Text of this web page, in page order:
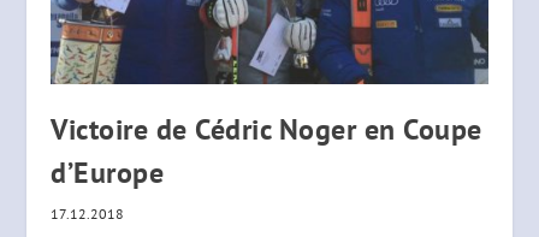
Victoire de Cédric Noger en Coupe
d’Europe
17.12.2018